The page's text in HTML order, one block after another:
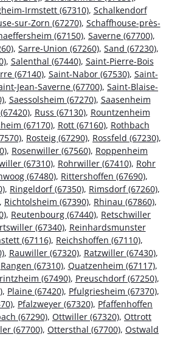
Irmstett (67310), Schalkendorf
sur-Zorn (67270), Schaffhouse-près-
(67150), Saverne (67700),
, Sarre-Union (67260), Sand (67230),
, Salenthal (67440), Saint-Pierre-Bois
(67140), Saint-Nabor (67530), Saint-
Jean-Saverne (67700), Saint-Blaise-
, Saessolsheim (67270), Saasenheim
, Russ (67130), Rountzenheim
(67170), Rott (67160), Rothbach
, Rosteig (67290), Rossfeld (67230),
, Rosenwiller (67560), Roppenheim
(67310), Rohrwiller (67410), Rohr
(67480), Rittershoffen (67690),
, Ringeldorf (67350), Rimsdorf (67260),
, Richtolsheim (67390), Rhinau (67860),
, Reutenbourg (67440), Retschwiller
(67340), Reinhardsmunster
(67116), Reichshoffen (67110),
, Rauwiller (67320), Ratzwiller (67430),
Rangen (67310), Quatzenheim (67117),
(67490), Preuschdorf (67250),
, Plaine (67420), Pfulgriesheim (67370),
, Pfalzweyer (67320), Pfaffenhoffen
(67290), Ottwiller (67320), Ottrott
(67700), Ottersthal (67700), Ostwald